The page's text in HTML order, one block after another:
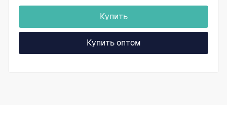
Купить
Купить оптом